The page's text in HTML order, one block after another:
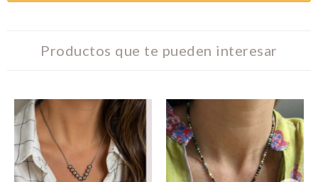
Productos que te pueden interesar